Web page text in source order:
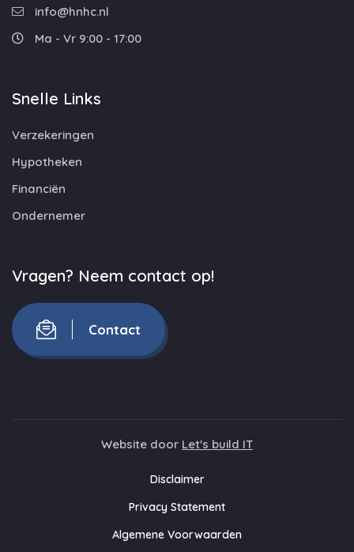
info@hnhc.nl
Ma - Vr 9:00 - 17:00
Snelle Links
Verzekeringen
Hypotheken
Financiën
Ondernemer
Vragen? Neem contact op!
Contact
Website door Let's build IT
Disclaimer
Privacy Statement
Algemene Voorwaarden